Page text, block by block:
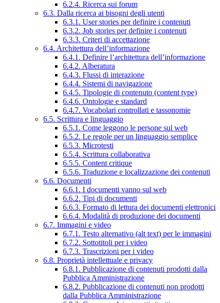
6.2.4. Ricerca sui forum
6.3. Dalla ricerca ai bisogni degli utenti
6.3.1. User stories per definire i contenuti
6.3.2. Job stories per definire i contenuti
6.3.3. Criteri di accettazione
6.4. Architettura dell’informazione
6.4.1. Definire l’architettura dell’informazione
6.4.2. Alberatura
6.4.3. Flussi di interazione
6.4.4. Sistemi di navigazione
6.4.5. Tipologie di contenuto (content type)
6.4.6. Ontologie e standard
6.4.7. Vocabolari controllati e tassonomie
6.5. Scrittura e linguaggio
6.5.1. Come leggono le persone sul web
6.5.2. Le regole per un linguaggio semplice
6.5.3. Microtesti
6.5.4. Scrittura collaborativa
6.5.5. Content critique
6.5.6. Traduzione e localizzazione dei contenuti
6.6. Documenti
6.6.1. I documenti vanno sul web
6.6.2. Tipi di documenti
6.6.3. Formato di lettura dei documenti elettronici
6.6.4. Modalità di produzione dei documenti
6.7. Immagini e video
6.7.1. Testo alternativo (alt text) per le immagini
6.7.2. Sottotitoli per i video
6.7.3. Trascrizioni per i video
6.8. Proprietà intellettuale e privacy
6.8.1. Pubblicazione di contenuti prodotti dalla
Pubblica Amministrazione
6.8.2. Pubblicazione di contenuti non prodotti
dalla Pubblica Amministrazione